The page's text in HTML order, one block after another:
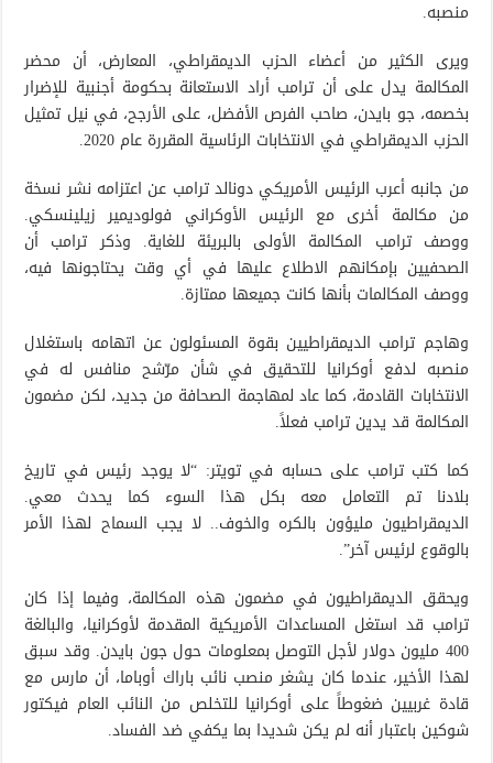
منصبه.
ويرى الكثير من أعضاء الحزب الديمقراطي، المعارض، أن محضر
المكالمة يدل على أن ترامب أراد الاستعانة بحكومة أجنبية للإضرار
بخصمه، جو بايدن، صاحب الفرص الأفضل، على الأرجح، في نيل تمثيل
الحزب الديمقراطي في الانتخابات الرئاسية المقررة عام 2020.
من جانبه أعرب الرئيس الأمريكي دونالد ترامب عن اعتزامه نشر نسخة
من مكالمة أخرى مع الرئيس الأوكراني فولوديمير زيلينسكي.
ووصف ترامب المكالمة الأولى بالبريئة للغاية. وذكر ترامب أن
الصحفيين بإمكانهم الاطلاع عليها في أي وقت يحتاجونها فيه،
ووصف المكالمات بأنها كانت جميعها ممتازة.
وهاجم ترامب الديمقراطيين بقوة المسئولون عن اتهامه باستغلال
منصبه لدفع أوكرانيا للتحقيق في شأن مرّشح منافس له في
الانتخابات القادمة، كما عاد لمهاجمة الصحافة من جديد، لكن مضمون
المكالمة قد يدين ترامب فعلاً.
كما كتب ترامب على حسابه في تويتر: “لا يوجد رئيس في تاريخ
بلادنا تم التعامل معه بكل هذا السوء كما يحدث معي.
الديمقراطيون مليؤون بالكره والخوف.. لا يجب السماح لهذا الأمر
بالوقوع لرئيس آخر”.
ويحقق الديمقراطيون في مضمون هذه المكالمة، وفيما إذا كان
ترامب قد استغل المساعدات الأمريكية المقدمة لأوكرانيا، والبالغة
400 مليون دولار لأجل التوصل بمعلومات حول جون بايدن. وقد سبق
لهذا الأخير، عندما كان يشغر منصب نائب باراك أوباما، أن مارس مع
قادة غربيين ضغوطاً على أوكرانيا للتخلص من النائب العام فيكتور
شوكين باعتبار أنه لم يكن شديدا بما يكفي ضد الفساد.